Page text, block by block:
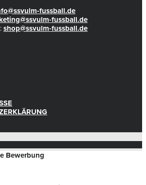
fussball.de
fussball.de
shop@ssvulm-fussball.de
Bewerbung